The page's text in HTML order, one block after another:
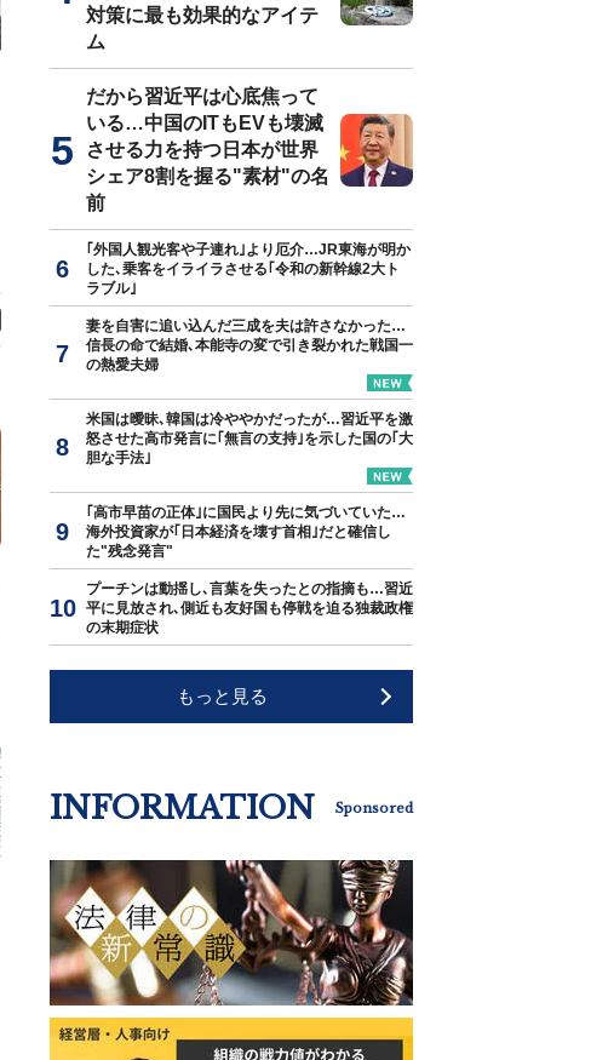
対策に最も効果的なアイテ
ム
だから習近平は心底焦って
いる…中国のITもEVも壊滅
させる力を持つ日本が世界
シェア8割を握る"素材"の名
前
｢外国人観光客や子連れ｣より厄介…JR東海が明か
した､乗客をイライラさせる｢令和の新幹線2大ト
ラブル｣
妻を自害に追い込んだ三成を夫は許さなかった…
信長の命で結婚､本能寺の変で引き裂かれた戦国一
の熱愛夫婦
米国は曖昧､韓国は冷ややかだったが…習近平を激
怒させた高市発言に｢無言の支持｣を示した国の｢大
胆な手法｣
｢高市早苗の正体｣に国民より先に気づいていた…
海外投資家が｢日本経済を壊す首相｣だと確信し
た"残念発言"
プーチンは動揺し､言葉を失ったとの指摘も…習近
平に見放され､側近も友好国も停戦を迫る独裁政権
の末期症状
もっと見る
INFORMATION Sponsored